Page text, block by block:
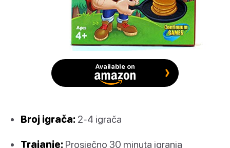
Available on
Broj igrača: 2-4 igrača
Trajanje: Prosječno 30 minuta igranja